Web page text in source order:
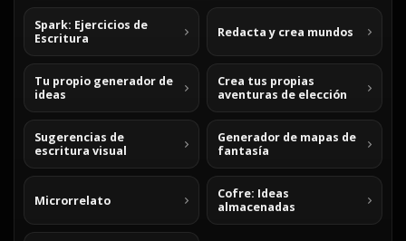
Spark: Ejercicios de
Escritura
Redacta y crea mundos
Tu propio generador de
ideas
Crea tus propias
aventuras de elección
Sugerencias de
escritura visual
Generador de mapas de
fantasía
Microrrelato
Cofre: Ideas
almacenadas